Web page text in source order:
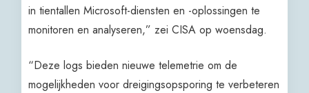
in tientallen Microsoft-diensten en -oplossingen te
monitoren en analyseren,” zei CISA op woensdag.
“Deze logs bieden nieuwe telemetrie om de
mogelijkheden voor dreigingsopsporing te verbeteren